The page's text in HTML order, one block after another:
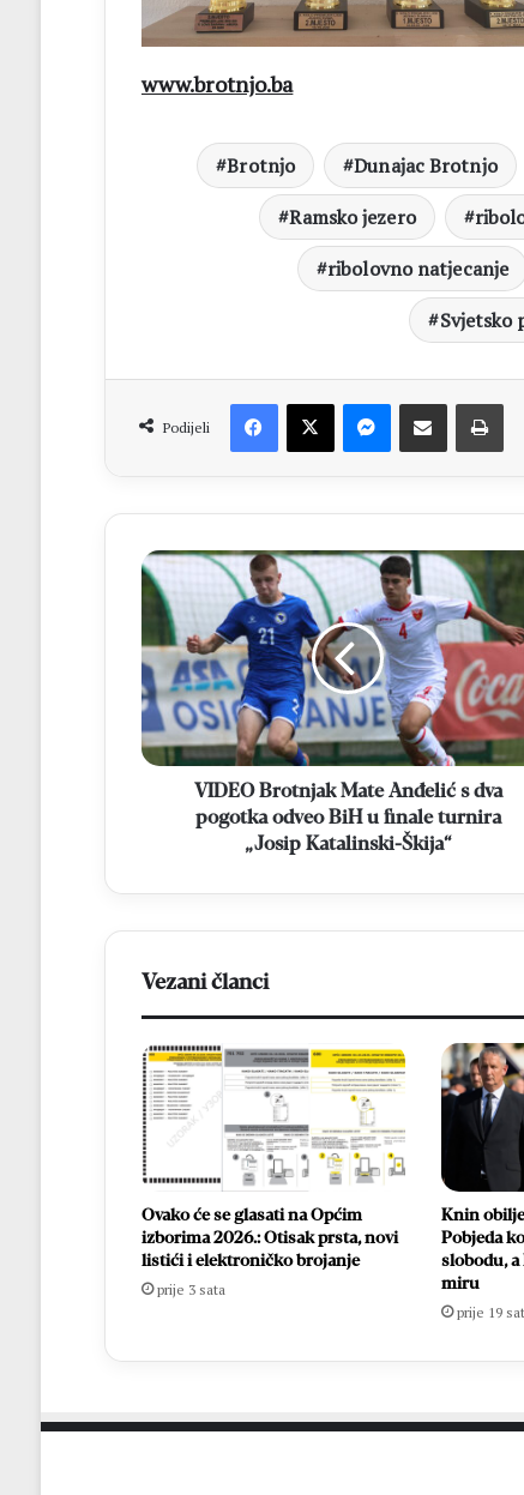
www.brotnjo.ba
Brotnjo Dunajac Brotnjo
Ramsko jezero
ribolovno natjecanje
Svjetsko
Podijeli
Facebook
X MessengerDijeli putem Emaila
VIDEO
Brotnjak
Mate
Anđelić
s
dva
pogotka
odveo
BiH
Katalinski-
VIDEO Brotnjak Mate Anđelić s dva
pogotka odveo BiH u finale turnira
„Josip Katalinski-Škija“
Vezani članci
Ovako će se glasati na Općim
izborima 2026.: Otisak prsta, novi
listići i elektroničko brojanje
prije 3 sata
Knin
Pobjeda
slobodu,
miru
prije 19